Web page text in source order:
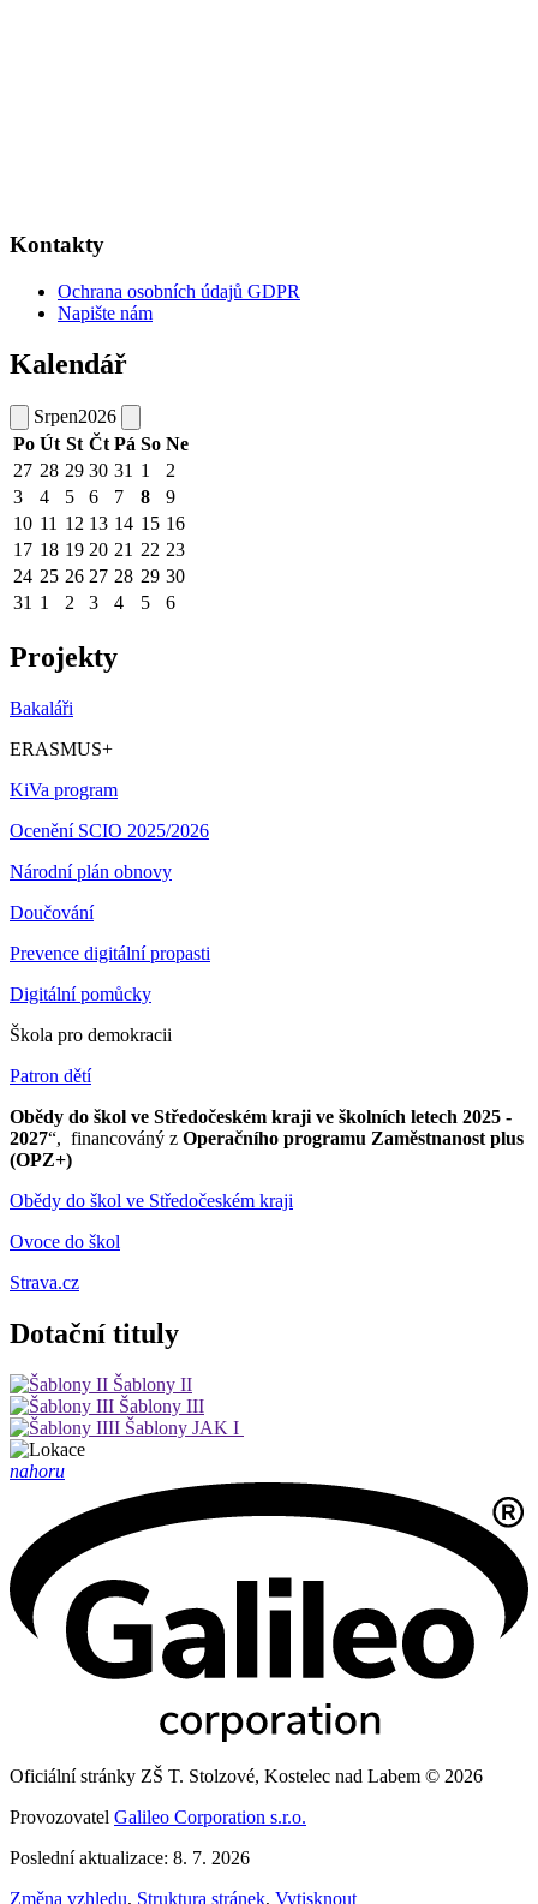
Kontakty
Ochrana osobních údajů GDPR
Napište nám
Kalendář
Srpen2026
Po Út St Čt Pá So Ne
27 28 29 30 31 1
2
3
4 5 6 7 8
9
10 11 12 13 14 15 16
17 18 19 20 21 22 23
24 25 26 27 28 29 30
31 1 2 3 4 5 6
Projekty
Bakaláři
ERASMUS+
KiVa program
Ocenění SCIO 2025/2026
Národní plán obnovy
Doučování
Prevence digitální propasti
Digitální pomůcky
Škola pro demokracii
Patron dětí
Obědy do škol ve Středočeském kraji ve školních letech 2025 -
2027“, financováný z Operačního programu Zaměstnanost plus
(OPZ+)
Obědy do škol ve Středočeském kraji
Ovoce do škol
Strava.cz
Dotační tituly
Šablony II
Šablony III
Šablony JAK I
nahoru
Oficiální stránky ZŠ T. Stolzové, Kostelec nad Labem © 2026
Provozovatel Galileo Corporation s.r.o.
Poslední aktualizace: 8. 7. 2026
Změna vzhledu, Struktura stránek, Vytisknout